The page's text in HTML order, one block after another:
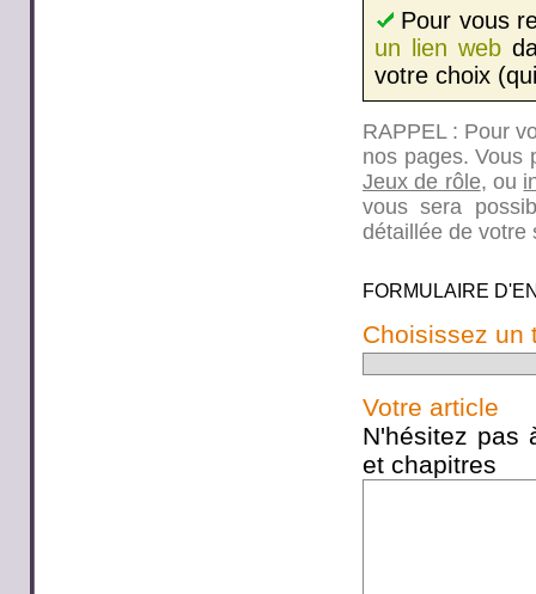
Pour vous
un lien web
votre choix
RAPPEL : Pour
nos pages.
Jeux de rôle, ou
vous sera
détaillée de votre
FORMULAIRE
Choisissez un
Votre article
N'hésitez pas
et chapitres